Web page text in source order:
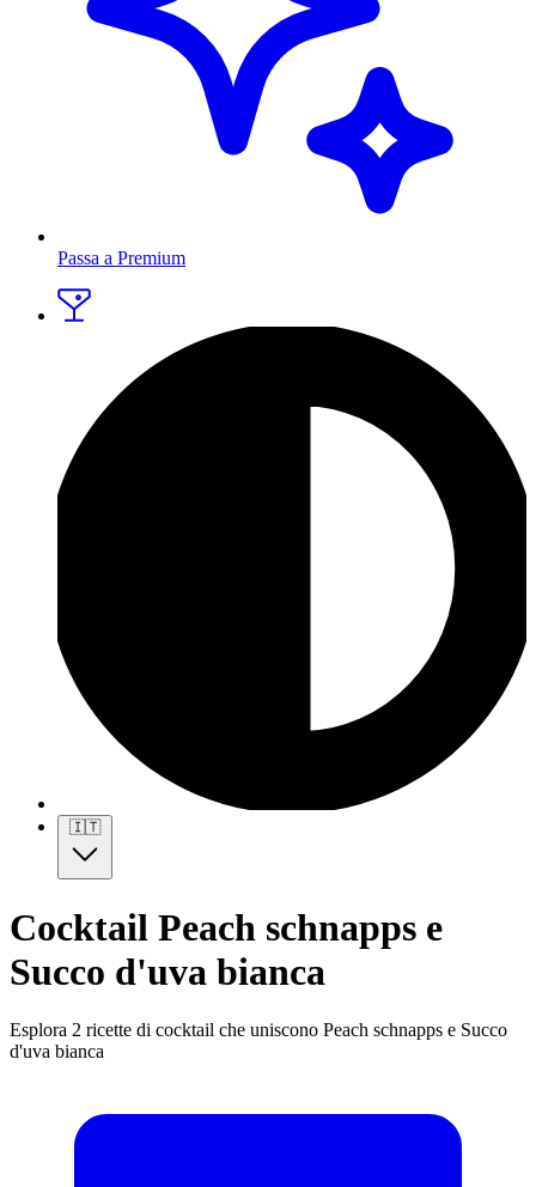
Passa a Premium
🇮🇹
Cocktail Peach schnapps e
Succo d'uva bianca
Esplora 2 ricette di cocktail che uniscono Peach schnapps e Succo
d'uva bianca